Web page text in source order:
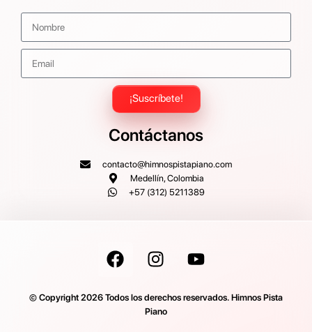
¡Suscríbete!
Contáctanos
contacto@himnospistapiano.com
Medellín, Colombia
+57 (312) 5211389
© Copyright 2026 Todos los derechos reservados. Himnos Pista
Piano